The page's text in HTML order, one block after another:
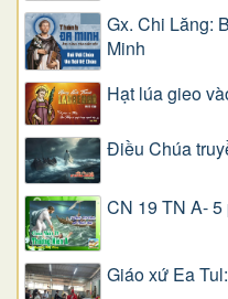
Gx. Chi Lăng:
Minh
Hạt lúa gieo
Điều Chúa
CN 19 TN A-
Giáo xứ Ea